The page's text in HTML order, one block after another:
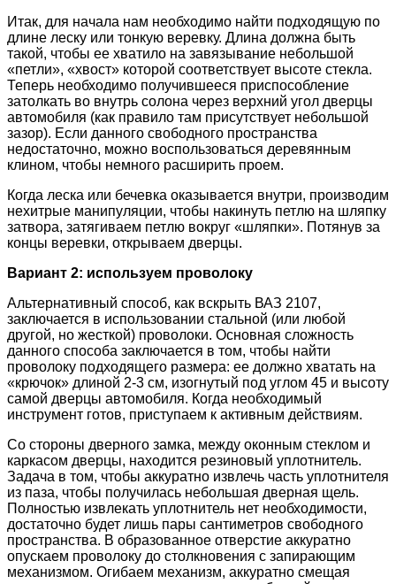
Итак, для начала нам необходимо найти подходящую по
длине леску или тонкую веревку. Длина должна быть
такой, чтобы ее хватило на завязывание небольшой
«петли», «хвост» которой соответствует высоте стекла.
Теперь необходимо получившееся приспособление
затолкать во внутрь солона через верхний угол дверцы
автомобиля (как правило там присутствует небольшой
зазор). Если данного свободного пространства
недостаточно, можно воспользоваться деревянным
клином, чтобы немного расширить проем.
Когда леска или бечевка оказывается внутри, производим
нехитрые манипуляции, чтобы накинуть петлю на шляпку
затвора, затягиваем петлю вокруг «шляпки». Потянув за
концы веревки, открываем дверцы.
Вариант 2: используем проволоку
Альтернативный способ, как вскрыть ВАЗ 2107,
заключается в использовании стальной (или любой
другой, но жесткой) проволоки. Основная сложность
данного способа заключается в том, чтобы найти
проволоку подходящего размера: ее должно хватать на
«крючок» длиной 2-3 см, изогнутый под углом 45 и высоту
самой дверцы автомобиля. Когда необходимый
инструмент готов, приступаем к активным действиям.
Со стороны дверного замка, между оконным стеклом и
каркасом дверцы, находится резиновый уплотнитель.
Задача в том, чтобы аккуратно извлечь часть уплотнителя
из паза, чтобы получилась небольшая дверная щель.
Полностью извлекать уплотнитель нет необходимости,
достаточно будет лишь пары сантиметров свободного
пространства. В образованное отверстие аккуратно
опускаем проволоку до столкновения с запирающим
механизмом. Огибаем механизм, аккуратно смещая